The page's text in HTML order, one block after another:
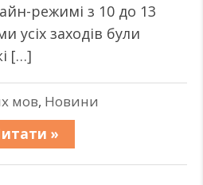
режимі з 10 до 13
усіх заходів були
[…]
мов, Новини
»